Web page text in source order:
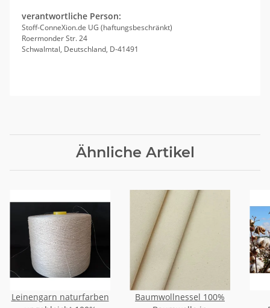
verantwortliche Person:
Stoff-ConneXion.de UG (haftungsbeschränkt)
Roermonder Str. 24
Schwalmtal, Deutschland, D-41491
Ähnliche Artikel
Leinengarn naturfarben
Baumwollnessel 100%